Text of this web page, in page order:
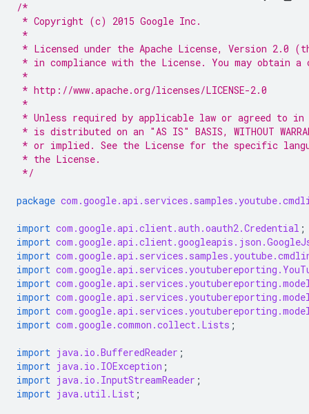
/*
* Copyright (c) 2015 Google Inc.
*
* Licensed under the Apache License, Version
* in compliance with the License. You may obtain
*
* http://www.apache.org/licenses/LICENSE-2.0
*
* Unless required by applicable law or agreed to
* is distributed on an "AS IS" BASIS, WITHOUT
* or implied. See the License for the specific
* the License.
*/
package
import com.google.api.client.auth.oauth2.Credential ;
import
import
import
import
import
import
import com.google.common.collect.Lists ;
import java.io.BufferedReader ;
import java.io.IOException ;
import java.io.InputStreamReader ;
import java.util.List ;